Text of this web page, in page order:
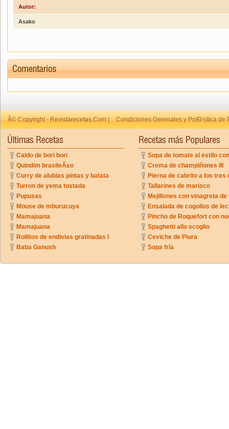
Autor:
Asako
Â© Copyright - Revistarecetas.Com | Condiciones Generales y PolÐ½tica de
Caldo de bori bori
Quindim brasileÃ±o
Curry de alubias pintas y batata
Turron de yema tostada
Pupusas
Mouse de mburucuya
Mamajuana
Mamajuana
Rollitos de endivias gratinadas I
Baba Ganush
Sopa de tomate al estilo
Crema de champiñones III
Pierna de cabrito a los tres
Tallarines de marisco
Mejillones con vinagreta
Ensalada de cogollos de
Pincho de Roquefort con
Spaghetti allo scoglio
Ceviche de Piura
Sopa fría